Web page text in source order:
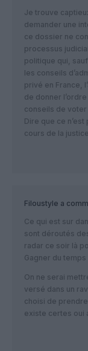
Je trouve
demander une
ce dossier ne
processus
politique qui,
les conseils
privé en France,
de donner
conseils de
Dire que ce
cours de la
Filoustyle a
Ce qui est sur
sont déroutés
radar ce soir là
Gagner du temps
On ne serai
versé dans un
choisi de
existe certes oui